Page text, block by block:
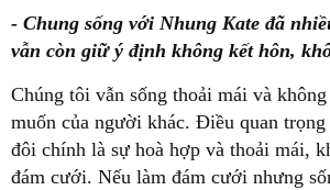
- Chung sống với Nhung Kate đã
vẫn còn giữ ý định không kết hôn,
Chúng tôi vẫn sống thoải mái và
muốn của người khác. Điều quan trọng
đôi chính là sự hoà hợp và thoải mái,
đám cưới. Nếu làm đám cưới nhưng